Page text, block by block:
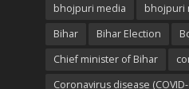
bhojpuri media
bhojpuri
Bihar
Bihar Election
Chief minister of Bihar
Coronavirus disease